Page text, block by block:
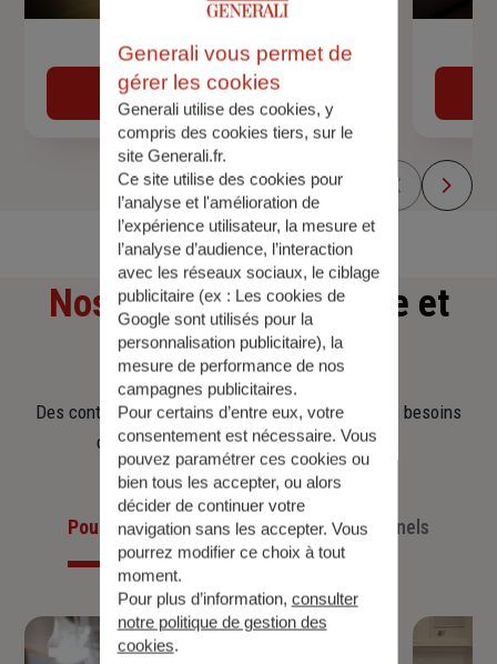
Devis assurance auto
Obtenir une estimation
Nos offresd'assurance et
d'épargne
Des contrats clairs et flexibles pour sécuriser vos besoins
d’aujourd’hui et anticiper ceux de demain.
Pour les particuliers Pour les professionnels
Generali vous permet de
gérer les cookies
Generali utilise des cookies, y
compris des cookies tiers, sur le
site Generali.fr.
Ce site utilise des cookies pour
l’analyse et l'amélioration de
l’expérience utilisateur, la mesure et
l’analyse d’audience, l’interaction
avec les réseaux sociaux, le ciblage
publicitaire (ex : Les cookies de
Google sont utilisés pour la
personnalisation publicitaire), la
mesure de performance de nos
campagnes publicitaires.
Pour certains d’entre eux, votre
consentement est nécessaire. Vous
pouvez paramétrer ces cookies ou
bien tous les accepter, ou alors
décider de continuer votre
navigation sans les accepter. Vous
pourrez modifier ce choix à tout
moment.
Pour plus d’information, consulter
notre politique de gestion des
cookies.